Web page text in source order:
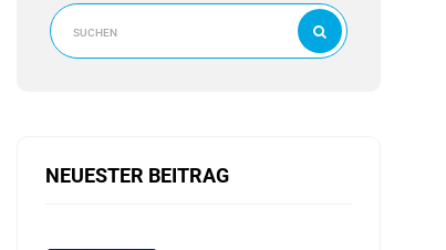
NEUESTER BEITRAG